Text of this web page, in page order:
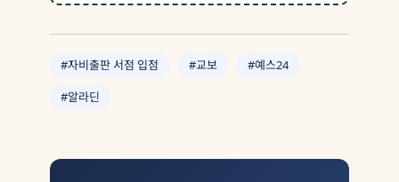
#자비출판 서점 입점 #교보
#예스24
#알라딘